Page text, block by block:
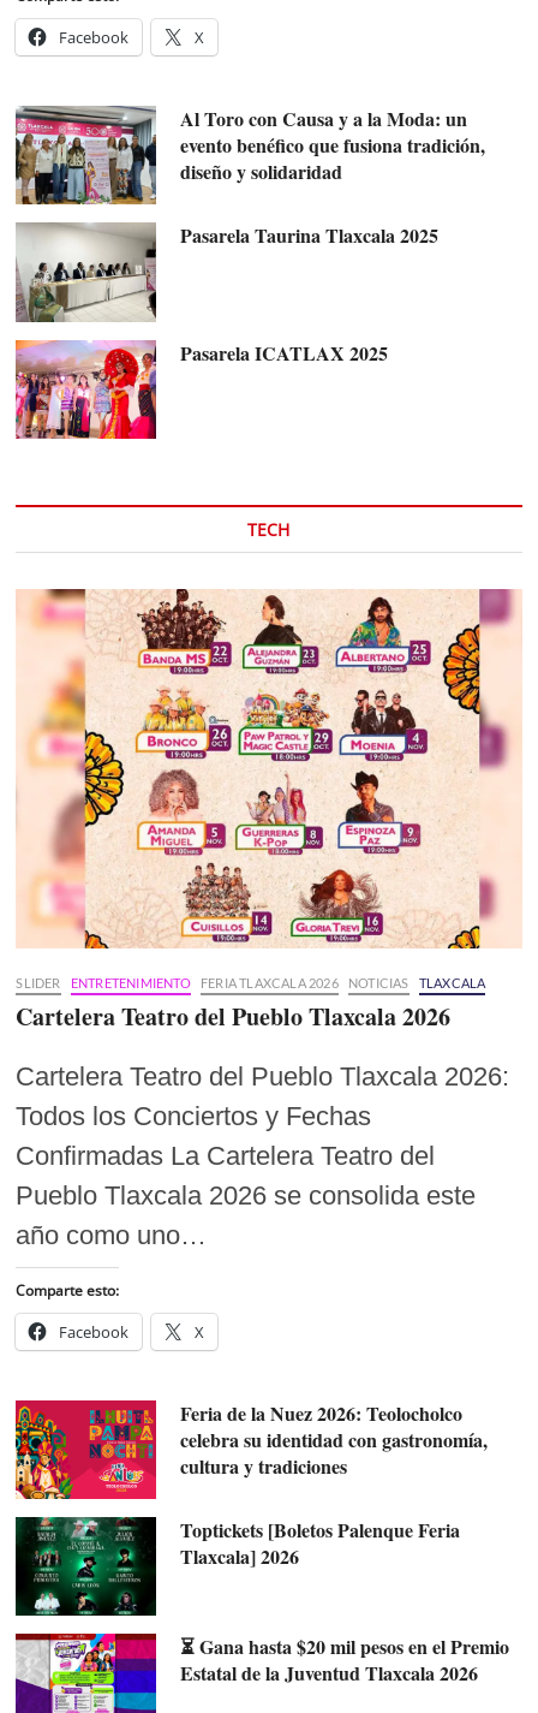
Facebook X
Al Toro con Causa y a la Moda: un
evento benéfico que fusiona tradición,
diseño y solidaridad
Pasarela Taurina Tlaxcala 2025
Pasarela ICATLAX 2025
TECH
SLIDER ENTRETENIMIENTO FERIA TLAXCALA 2026 NOTICIAS TLAXCALA
Cartelera Teatro del Pueblo Tlaxcala 2026
Cartelera Teatro del Pueblo Tlaxcala 2026:
Todos los Conciertos y Fechas
Confirmadas La Cartelera Teatro del
Pueblo Tlaxcala 2026 se consolida este
año como uno…
Comparte esto:
Facebook X
Feria de la Nuez 2026: Teolocholco
celebra su identidad con gastronomía,
cultura y tradiciones
Toptickets [Boletos Palenque Feria
Tlaxcala] 2026
⏳ Gana hasta $20 mil pesos en el Premio
Estatal de la Juventud Tlaxcala 2026